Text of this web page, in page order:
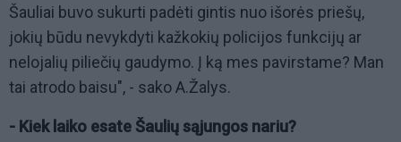
Šauliai buvo sukurti padėti gintis nuo išorės priešų,
jokių būdu nevykdyti kažkokių policijos funkcijų ar
nelojalių piliečių gaudymo. Į ką mes pavirstame? Man
tai atrodo baisu", - sako A.Žalys.
- Kiek laiko esate Šaulių sąjungos nariu?